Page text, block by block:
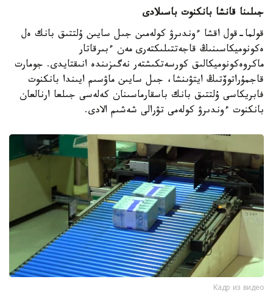
جىلىنا قانشا بانكنوت باسىلادى
قولما-قول اقشا ءوندىرۋ كولەمىن جىل سايىن ۇلتتىق بانك ەل
ەكونوميكاسىنىڭ قاجەتتىلىكتەرى مەن ءبىرقاتار
ماكروەكونوميكالىق كورسەتكىشتەر نەگىزىندە انىقتايدى. جومارت
قاجمۇراتوۆتىڭ ايتۋىنشا، جىل سايىن ماۋسىم ايىندا بانكنوت
فابريكاسى ۇلتتىق بانك باسقارماسىنان كەلەسى جىلعا ارنالعان
بانكنوت ءوندىرۋ كولەمى تۋرالى شەشىم الادى.
Кадр из видео